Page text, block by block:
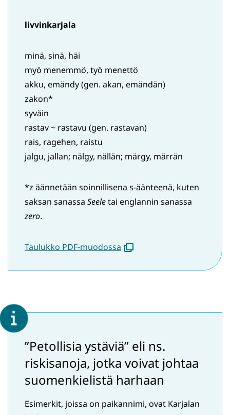
livvinkarjala
minä, sinä, häi
myö menemmö, työ menettö
akku, emändy (gen. akan, emändän)
zakon*
syväin
rastav ~ rastavu (gen. rastavan)
rais, ragehen, raistu
jalgu, jallan; nälgy, nällän; märgy, märrän
*z äännetään soinnillisena s-äänteenä, kuten
saksan sanassa Seeletai englannin sanassa
zero.
Taulukko PDF-muodossa (avautuu
ikkunaan)
”Petollisia ystäviä” eli ns.
riskisanoja, jotka voivat johtaa
suomenkielistä harhaan
Esimerkit, joissa on paikannimi, ovat Karjalan